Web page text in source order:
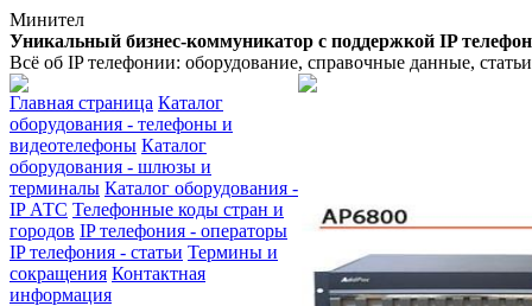
Минител
Уникальный бизнес-коммуникатор с поддержкой IP
Всё об IP телефонии: оборудование, справочные данные,
Главная страница Каталог
оборудования - телефоны и
видеотелефоны Каталог
оборудования - шлюзы и
терминалы Каталог оборудования -
IP АТС Телефонные коды стран и
городов IP телефония - операторы
IP телефония - статьи Термины и
сокращения Контактная
информация